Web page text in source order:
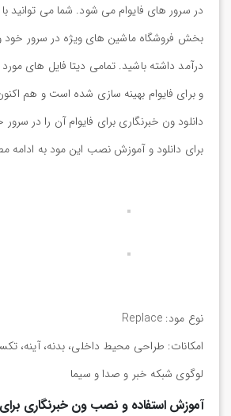
در سرور های فایوام می شود. شما می توانید
بخش فروشگاه ماشین های ویژه در سرور خود
درآمد داشته باشید. تمامی دیتا فایل های مورد
و برای فایوام بهینه سازی شده است و هم
دانلود ون خبرنگاری برای فایوام آن را در
برای دانلود و آموزش نصب این مود به ادامه
نوع مود: Replace
امکانات: طراحی محیط داخلی، بدنه، آینه،
لوگوی شبکه خبر و صدا و سیما
آموزش استفاده و نصب ون خبرنگاری برای